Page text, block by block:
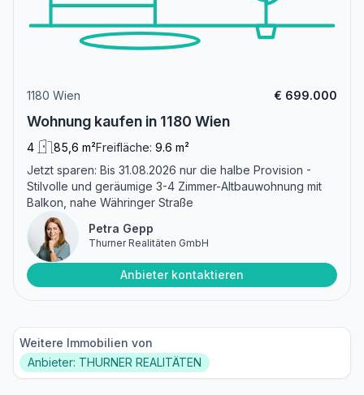
1180 Wien € 699.000
Wohnung kaufen in 1180 Wien
4 85,6 m²Freifläche: 9.6 m²
Jetzt sparen: Bis 31.08.2026 nur die halbe Provision -
Stilvolle und geräumige 3-4 Zimmer-Altbauwohnung mit
Balkon, nahe Währinger Straße
Petra Gepp
Thurner Realitäten GmbH
Anbieter kontaktieren
Weitere Immobilien von
Anbieter: THURNER REALITÄTEN